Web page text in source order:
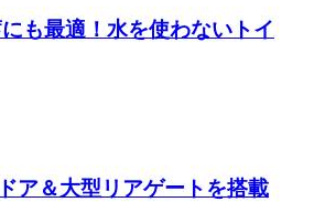
にも最適！水を使わないトイ
ア＆大型リアゲートを搭載